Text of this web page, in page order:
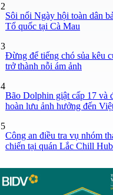
2
Sôi nổi Ngày hội toàn dân
Tổ quốc tại Cà Mau
3
Đừng để tiếng chó sủa kêu
trở thành nỗi ám ảnh
4
Bão Dolphin giật cấp 17 và
hoàn lưu ảnh hưởng đến
5
Công an điều tra vụ nhóm
chiến tại quán Lắc Chill